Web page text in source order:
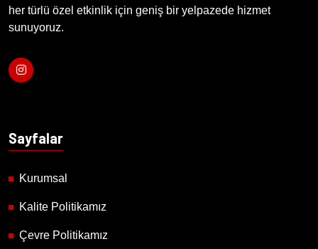
her türlü özel etkinlik için geniş bir yelpazede hizmet
sunuyoruz.
Sayfalar
Kurumsal
Kalite Politikamız
Çevre Politikamız